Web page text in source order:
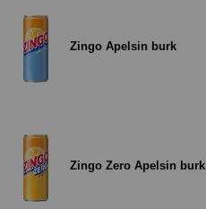
Zingo Apelsin burk
Zingo Zero Apelsin burk